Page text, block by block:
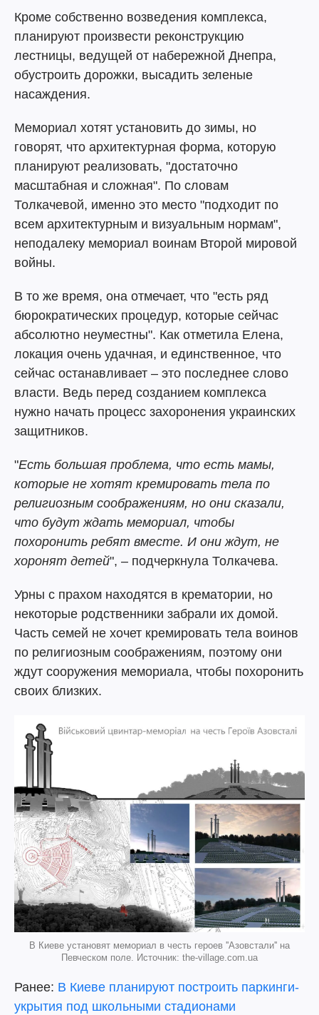
Кроме собственно возведения комплекса,
планируют произвести реконструкцию
лестницы, ведущей от набережной Днепра,
обустроить дорожки, высадить зеленые
насаждения.
Мемориал хотят установить до зимы, но
говорят, что архитектурная форма, которую
планируют реализовать, "достаточно
масштабная и сложная". По словам
Толкачевой, именно это место "подходит по
всем архитектурным и визуальным нормам",
неподалеку мемориал воинам Второй мировой
войны.
В то же время, она отмечает, что "есть ряд
бюрократических процедур, которые сейчас
абсолютно неуместны". Как отметила Елена,
локация очень удачная, и единственное, что
сейчас останавливает – это последнее слово
власти. Ведь перед созданием комплекса
нужно начать процесс захоронения украинских
защитников.
"Есть большая проблема, что есть мамы,
которые не хотят кремировать тела по
религиозным соображениям, но они сказали,
что будут ждать мемориал, чтобы
похоронить ребят вместе. И они ждут, не
хоронят детей", – подчеркнула Толкачева.
Урны с прахом находятся в крематории, но
некоторые родственники забрали их домой.
Часть семей не хочет кремировать тела воинов
по религиозным соображениям, поэтому они
ждут сооружения мемориала, чтобы похоронить
своих близких.
В Киеве установят мемориал в честь героев ''Азовстали'' на
Певческом поле. Источник: the-village.com.ua
Ранее: В Киеве планируют построить паркинги-
укрытия под школьными стадионами